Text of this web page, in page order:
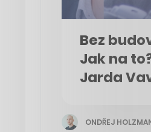
Bez
Jak na
Jarda
ONDŘEJ